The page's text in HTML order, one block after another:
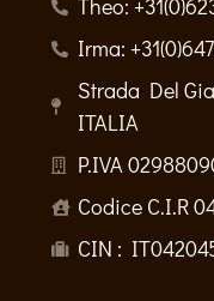
Theo:
Irma:
Strada Del
ITALIA
P.IVA
Codice C.I.R
CIN :